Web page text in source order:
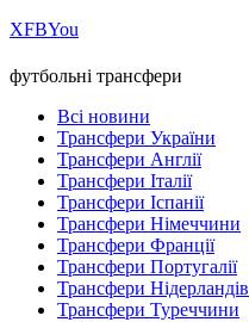
ХFBYou
футбольні трансфери
Всі новини
Трансфери України
Трансфери Англії
Трансфери Італії
Трансфери Іспанії
Трансфери Німеччини
Трансфери Франції
Трансфери Португалії
Трансфери Нідерландів
Трансфери Туреччини